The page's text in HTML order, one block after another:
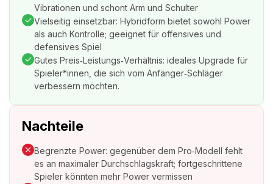
Vibrationen und schont Arm und Schulter
Vielseitig einsetzbar: Hybridform bietet sowohl Power
als auch Kontrolle; geeignet für offensives und
defensives Spiel
Gutes Preis‑Leistungs‑Verhältnis: ideales Upgrade für
Spieler*innen, die sich vom Anfänger‑Schläger
verbessern möchten.
Nachteile
Begrenzte Power: gegenüber dem Pro‑Modell fehlt
es an maximaler Durchschlagskraft; fortgeschrittene
Spieler könnten mehr Power vermissen